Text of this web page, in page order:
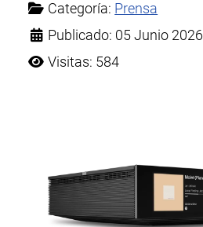
Categoría: Prensa
Publicado: 05 Junio 2026
Visitas: 584